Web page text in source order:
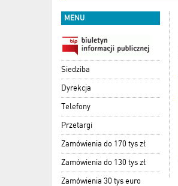
MENU
Siedziba
Dyrekcja
Telefony
Przetargi
Zamówienia do 170 tys zł
Zamówienia do 130 tys zł
Zamówienia 30 tys euro